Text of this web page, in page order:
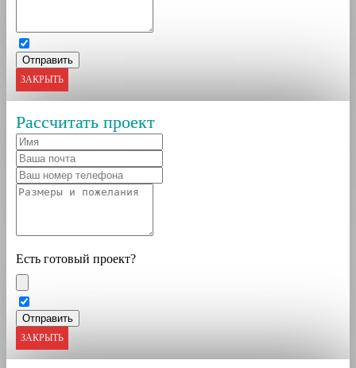
ЗАКРЫТЬ
Рассчитать проект
Есть готовый проект?
ЗАКРЫТЬ